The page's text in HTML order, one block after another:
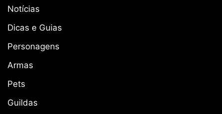
Notícias
Dicas e Guias
Personagens
Armas
Pets
Guildas